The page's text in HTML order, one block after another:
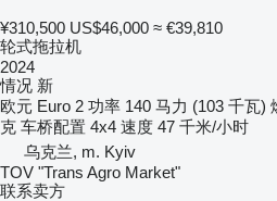
¥310,500 US$46,000 ≈ €39,810
轮式拖拉机
2024
情况 新
欧元 Euro 2 功率 140 马力 (103 千瓦)
克 车桥配置 4x4 速度 47 千米/小时
乌克兰, m. Kyiv
TOV "Trans Agro Market"
联系卖方